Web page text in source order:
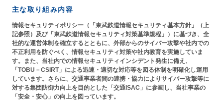
主な取り組み内容
情報セキュリティポリシー（「東武鉄道情報セキュリティ基本方針」（上
記参照）及び「東武鉄道情報セキュリティ対策基準規程」）に基づき、全
社的な運営体制を確立するとともに、外部からのサイバー攻撃や社内での
不正利用を防ぐべく、情報セキュリティ対策や社内教育を実施していま
す。また、当社内での情報セキュリティインシデント発生に備え、
「TOBU－CSIRT」による迅速・適切な対応等を図る体制を明確化し運用
しています。さらに、交通事業者間の連携・協力によりサイバー攻撃等に
対する集団防御力向上を目的とした「交通ISAC」に参画し、当社事業の
「安全・安心」の向上を図っています。